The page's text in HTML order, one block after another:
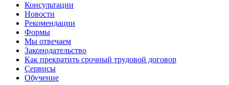
Консультации
Новости
Рекомендации
Формы
Мы отвечаем
Законодательство
Как прекратить срочный трудовой договор
Сервисы
Обучение